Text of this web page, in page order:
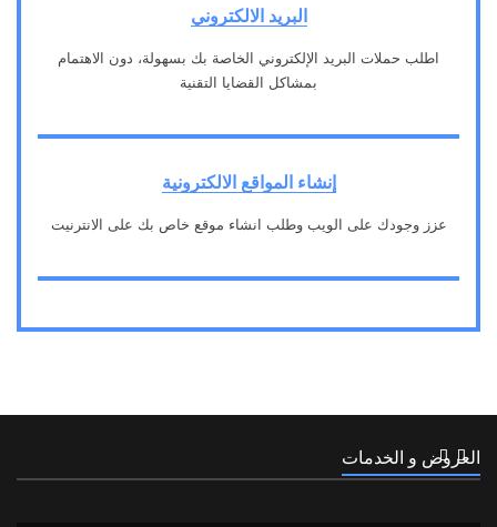
البريد الالكتروني
اطلب حملات البريد الإلكتروني الخاصة بك بسهولة، دون الاهتمام
بمشاكل القضايا التقنية
إنشاء المواقع الالكترونية
عزز وجودك على الويب وطلب انشاء موقع خاص بك على الانترنيت
العروض و الخدمات